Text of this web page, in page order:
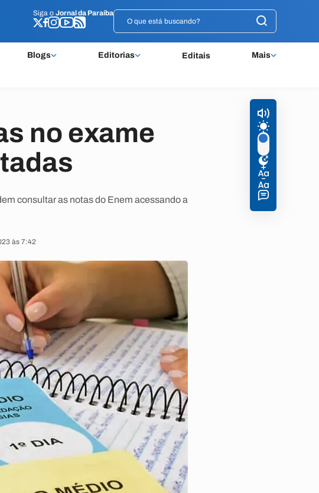
Siga o Jornal da Paraíba
Blogs Editorias Editais Mais
Siga o Jornal da Paraíba
no exame
consultar as notas do Enem acessando a
às 7:42